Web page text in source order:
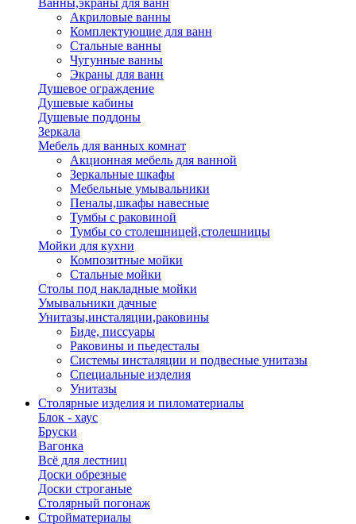
Ванны,экраны для ванн
Акриловые ванны
Комплектующие для ванн
Стальные ванны
Чугунные ванны
Экраны для ванн
Душевое ограждение
Душевые кабины
Душевые поддоны
Зеркала
Мебель для ванных комнат
Акционная мебель для ванной
Зеркальные шкафы
Мебельные умывальники
Пеналы,шкафы навесные
Тумбы с раковиной
Тумбы со столешницей,столешницы
Мойки для кухни
Композитные мойки
Стальные мойки
Столы под накладные мойки
Умывальники дачные
Унитазы,инсталяции,раковины
Биде, писсуары
Раковины и пьедесталы
Системы инсталяции и подвесные унитазы
Специальные изделия
Унитазы
Столярные изделия и пиломатериалы
Блок - хаус
Бруски
Вагонка
Всё для лестниц
Доски обрезные
Доски строганые
Столярный погонаж
Стройматериалы